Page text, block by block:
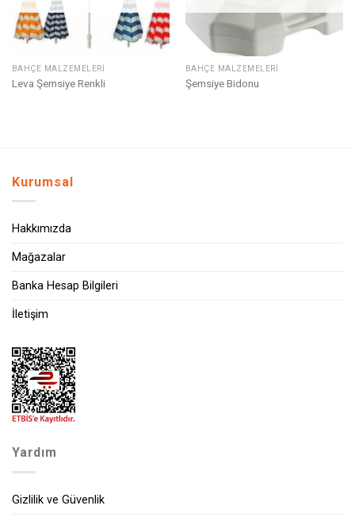
BAHÇE MALZEMELERI
Leva Şemsiye Renkli
BAHÇE MALZEMELERI
Şemsiye Bidonu
Kurumsal
Hakkımızda
Mağazalar
Banka Hesap Bilgileri
İletişim
Yardım
Gizlilik ve Güvenlik